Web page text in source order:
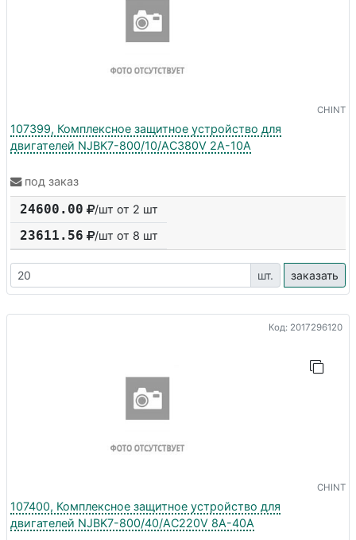
CHINT
107399, Комплексное защитное устройство для
двигателей NJBK7-800/10/AC380V 2A-10A
под заказ
24600.00 /шт от 2 шт
23611.56 /шт от 8 шт
шт. заказать
Код: 2017296120
CHINT
107400, Комплексное защитное устройство для
двигателей NJBK7-800/40/AC220V 8A-40A